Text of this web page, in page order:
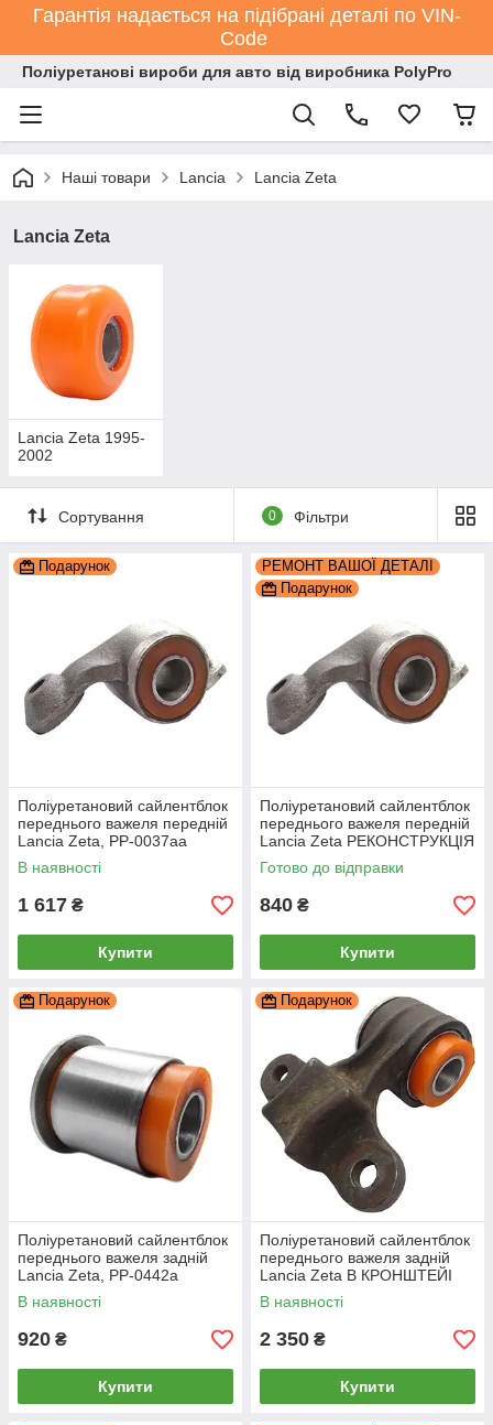
Гарантія надається на підібрані деталі по VIN-
Code
Поліуретанові вироби для авто від виробника PolyPro
Наші товари Lancia Lancia Zeta
Lancia Zeta
Lancia Zeta 1995-
2002
Сортування 0 Фільтри
Подарунок
Поліуретановий сайлентблок
переднього важеля передній
Lancia Zeta, PP-0037aa
В наявності
1 617 ₴
Купити
РЕМОНТ ВАШОЇ ДЕТАЛІ
Подарунок
Поліуретановий сайлентблок
переднього важеля передній
Lancia Zeta РЕКОНСТРУКЦІЯ
ВАШОЇ, PP-0037ba
Готово до відправки
840 ₴
Купити
Подарунок
Поліуретановий сайлентблок
переднього важеля задній
Lancia Zeta, PP-0442a
В наявності
920 ₴
Купити
Подарунок
Поліуретановий сайлентблок
переднього важеля задній
Lancia Zeta В КРОНШТЕЙІ
Лівий, PP-0442adl
В наявності
2 350 ₴
Купити